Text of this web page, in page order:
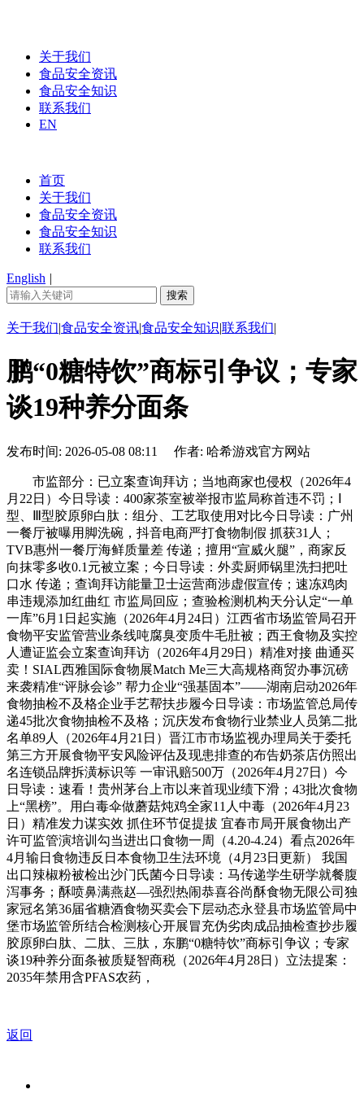
关于我们
食品安全资讯
食品安全知识
联系我们
EN
首页
关于我们
食品安全资讯
食品安全知识
联系我们
English |
关于我们|食品安全资讯|食品安全知识|联系我们|
鹏“0糖特饮”商标引争议；专家
谈19种养分面条
发布时间: 2026-05-08 08:11 作者: 哈希游戏官方网站
市监部分：已立案查询拜访；当地商家也侵权（2026年4
月22日）今日导读：400家茶室被举报市监局称首违不罚；Ⅰ
型、Ⅲ型胶原卵白肽：组分、工艺取使用对比今日导读：广州
一餐厅被曝用脚洗碗，抖音电商严打食物制假 抓获31人；
TVB惠州一餐厅海鲜质量差 传递；擅用“宣威火腿”，商家反
向抹零多收0.1元被立案；今日导读：外卖厨师锅里洗扫把吐
口水 传递；查询拜访能量卫士运营商涉虚假宣传；速冻鸡肉
串违规添加红曲红 市监局回应；查验检测机构天分认定“一单
一库”6月1日起实施（2026年4月24日）江西省市场监管局召开
食物平安监管营业条线吨腐臭变质牛毛肚被；西王食物及实控
人遭证监会立案查询拜访（2026年4月29日）精准对接 曲通买
卖！SIAL西雅国际食物展Match Me三大高规格商贸办事沉磅
来袭精准“评脉会诊” 帮力企业“强基固本”——湖南启动2026年
食物抽检不及格企业手艺帮扶步履今日导读：市场监管总局传
递45批次食物抽检不及格；沉庆发布食物行业禁业人员第二批
名单89人（2026年4月21日）晋江市市场监视办理局关于委托
第三方开展食物平安风险评估及现患排查的布告奶茶店仿照出
名连锁品牌拆潢标识等 一审讯赔500万（2026年4月27日）今
日导读：速看！贵州茅台上市以来首现业绩下滑；43批次食物
上“黑榜”。用白毒伞做蘑菇炖鸡全家11人中毒（2026年4月23
日）精准发力谋实效 抓住环节促提拔 宜春市局开展食物出产
许可监管演培训勾当进出口食物一周（4.20-4.24）看点2026年
4月输日食物违反日本食物卫生法环境（4月23日更新） 我国
出口辣椒粉被检出沙门氏菌今日导读：马传递学生研学就餐腹
泻事务；酥喷鼻满燕赵—强烈热闹恭喜谷尚酥食物无限公司独
家冠名第36届省糖酒食物买卖会下层动态永登县市场监管局中
堡市场监管所结合检测核心开展冒充伪劣肉成品抽检查抄步履
胶原卵白肽、二肽、三肽，东鹏“0糖特饮”商标引争议；专家
谈19种养分面条被质疑智商税（2026年4月28日）立法提案：
2035年禁用含PFAS农药，
返回